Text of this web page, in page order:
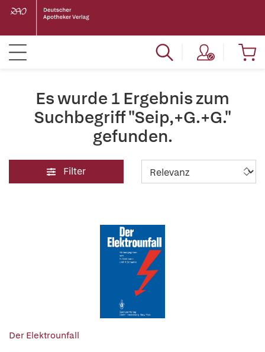
Es wurde 1 Ergebnis zum
Suchbegriff "Seip,+G.+G."
gefunden.
Filter
Der Elektrounfall